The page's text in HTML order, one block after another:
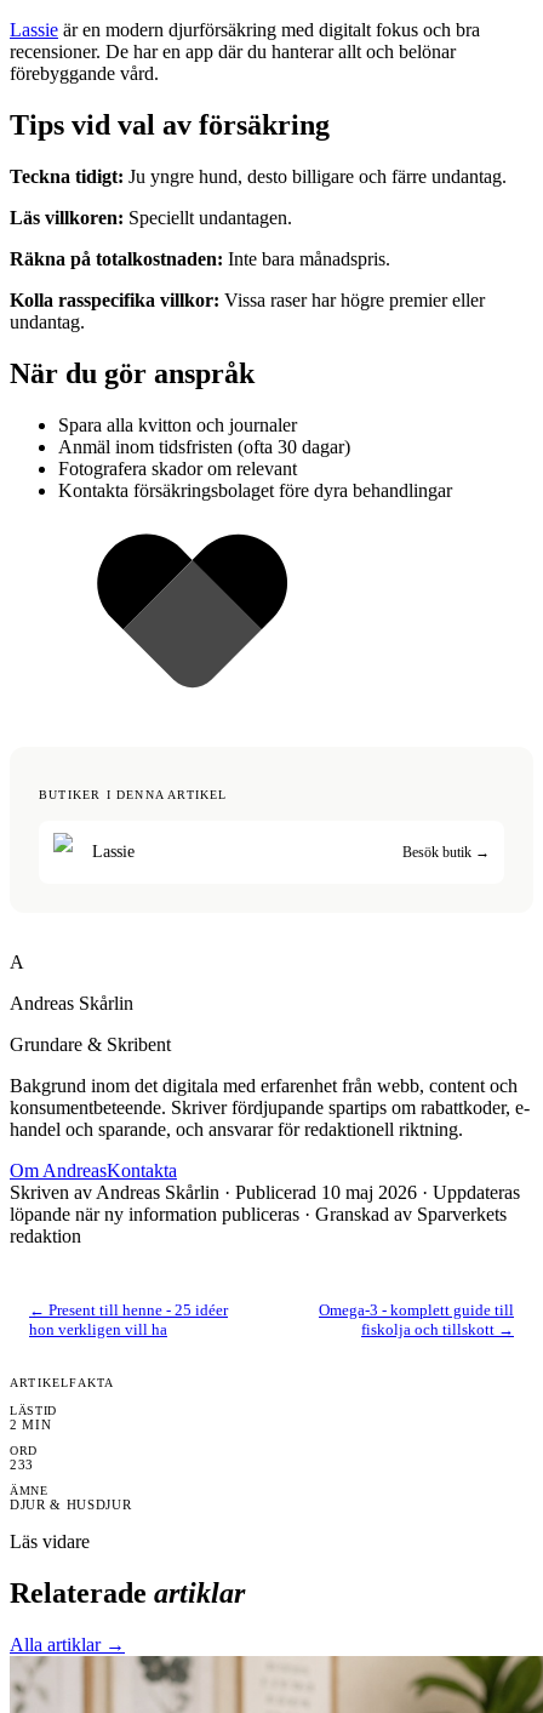
Lassie är en modern djurförsäkring med digitalt fokus och bra
recensioner. De har en app där du hanterar allt och belönar
förebyggande vård.
Tips vid val av försäkring
Teckna tidigt: Ju yngre hund, desto billigare och färre undantag.
Läs villkoren: Speciellt undantagen.
Räkna på totalkostnaden: Inte bara månadspris.
Kolla rasspecifika villkor: Vissa raser har högre premier eller
undantag.
När du gör anspråk
Spara alla kvitton och journaler
Anmäl inom tidsfristen (ofta 30 dagar)
Fotografera skador om relevant
Kontakta försäkringsbolaget före dyra behandlingar
BUTIKER I DENNA ARTIKEL
Lassie Besök butik →
A
Andreas Skårlin
Grundare & Skribent
Bakgrund inom det digitala med erfarenhet från webb, content och
konsumentbeteende. Skriver fördjupande spartips om rabattkoder, e-
handel och sparande, och ansvarar för redaktionell riktning.
Om AndreasKontakta
Skriven av Andreas Skårlin · Publicerad 10 maj 2026 · Uppdateras
löpande när ny information publiceras · Granskad av Sparverkets
redaktion
← Present till henne - 25 idéer
hon verkligen vill ha
Omega-3 - komplett guide till
fiskolja och tillskott →
ARTIKELFAKTA
LÄSTID
2 MIN
ORD
233
ÄMNE
DJUR & HUSDJUR
Läs vidare
Relaterade artiklar
Alla artiklar →